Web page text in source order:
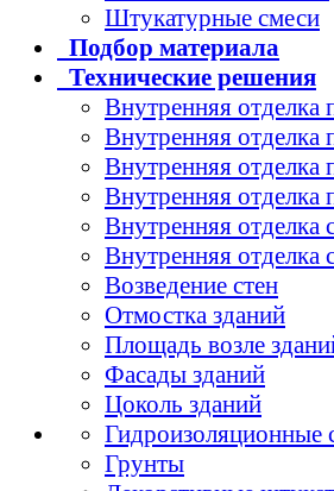
Штукатурные смеси
Подбор материала
Технические решения
Внутренняя
Внутренняя
Внутренняя отделка
Внутренняя
Внутренняя отделка
Внутренняя
Возведение стен
Отмостка зданий
Площадь возле
Фасады зданий
Цоколь зданий
Гидроизоляционные
Грунты